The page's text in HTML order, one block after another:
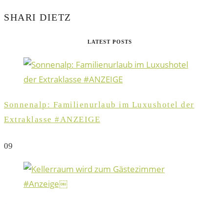
SHARI DIETZ
LATEST POSTS
Sonnenalp: Familienurlaub im Luxushotel der
Extraklasse #ANZEIGE
09